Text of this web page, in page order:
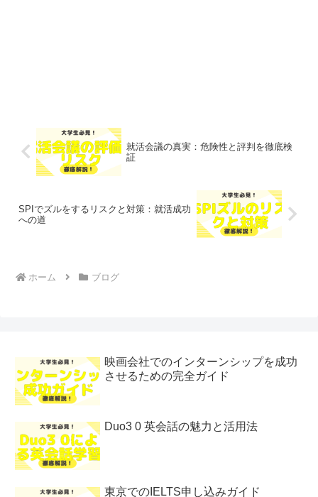
就活会議の真実：危険性と評判を徹底検
証
SPIでズルをするリスクと対策：就活成功
への道
ホーム ブログ
映画会社でのインターンシップを成功
させるための完全ガイド
Duo3 0 英会話の魅力と活用法
東京でのIELTS申し込みガイド